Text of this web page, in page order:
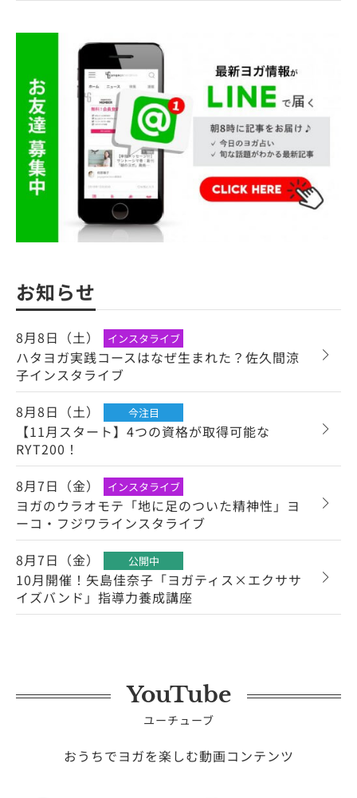
お知らせ
8月8日（土） インスタライブ
ハタヨガ実践コースはなぜ生まれた？佐久間涼
子インスタライブ
8月8日（土）
今注目
【11月スタート】4つの資格が取得可能な
RYT200！
8月7日（金）
インスタライブ
ヨガのウラオモテ「地に足のついた精神性」ヨ
ーコ・フジワラインスタライブ
8月7日（金）
公開中
10月開催！矢島佳奈子「ヨガティス×エクササ
イズバンド」指導力養成講座
YouTube
ユーチューブ
おうちでヨガを楽しむ動画コンテンツ